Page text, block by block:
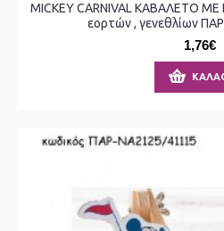
MICKEY CARNIVAL ΚΑΒΑΛΕΤΟ ΜΕ
εορτών , γενεθλίων
1,76€